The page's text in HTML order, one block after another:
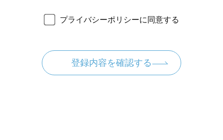
貌，指紋，声紋にかかるデータ，及び健康保険
個人を識別できる情報（個人識別情報）を指し
ます。
プライバシーポリシーに同意する